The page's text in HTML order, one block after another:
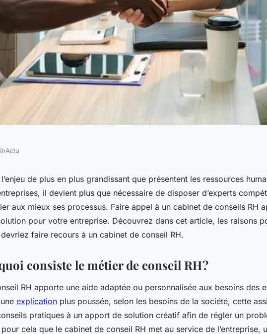
à un cabinet de
›Actu
de plus en plus grandissant que présentent les ressources
il devient plus que nécessaire de disposer d’experts
aux mieux ses processus. Faire appel à un cabinet de conseils RH
pour votre entreprise. Découvrez dans cet article, les raisons
faire recours à un cabinet de conseil RH.
consiste le métier de conseil RH ?
RH apporte une aide adaptée ou personnalisée aux besoins des
explication plus poussée, selon les besoins de la société, cette
pratiques à un apport de solution créatif afin de régler un
pour cela que le cabinet de conseil RH met au service de l’entreprise,